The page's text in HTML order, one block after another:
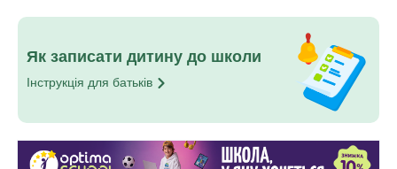
Як записати дитину до школи
Інструкція для батьків